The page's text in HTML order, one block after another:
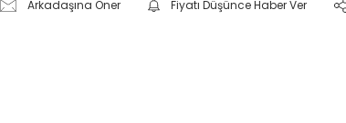
Arkadaşına Öner Fiyatı Düşünce Haber Ver